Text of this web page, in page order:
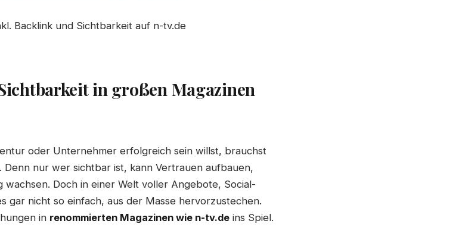
Backlink und Sichtbarkeit auf n-tv.de
in großen Magazinen
oder Unternehmer erfolgreich sein willst, brauchst
. Denn nur wer sichtbar ist, kann Vertrauen aufbauen,
wachsen. Doch in einer Welt voller Angebote, Social-
gar nicht so einfach, aus der Masse hervorzustechen.
in renommierten Magazinen wie n-tv.de ins Spiel.